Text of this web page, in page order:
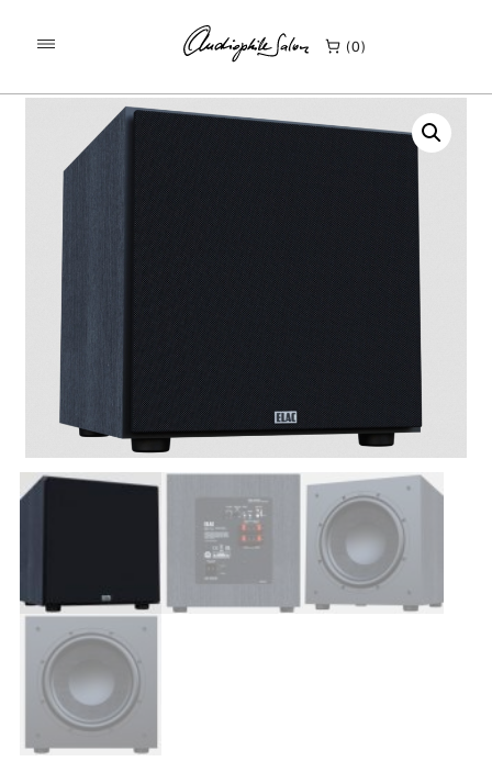
0
KEZDŐLAP TERMÉKEK
/
ELAC DEBUT 3 DS123 AKTÍV MÉLYSUGÁRZÓ